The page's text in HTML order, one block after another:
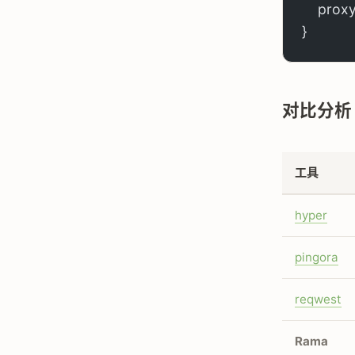
    proxy
}
对比分析
工具
hyper
pingora
reqwest
Rama